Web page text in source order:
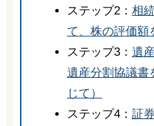
ステップ2： 相
て、株の評価額
ステップ3： 遺
遺産分割協議書
じて）
ステップ4： 証